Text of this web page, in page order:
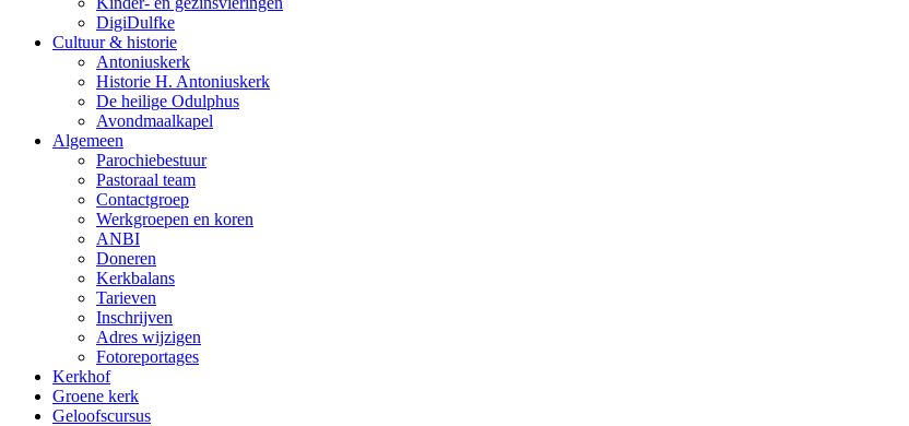
DigiDulfke
Cultuur & historie
Antoniuskerk
Historie H. Antoniuskerk
De heilige Odulphus
Avondmaalkapel
Algemeen
Parochiebestuur
Pastoraal team
Contactgroep
Werkgroepen en koren
ANBI
Doneren
Kerkbalans
Tarieven
Inschrijven
Adres wijzigen
Fotoreportages
Kerkhof
Groene kerk
Geloofscursus